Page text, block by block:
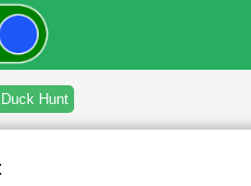
Hunt